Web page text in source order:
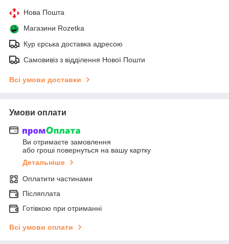
Нова Пошта
Магазини Rozetka
Кур єрська доставка адресою
Самовивіз з відділення Нової Пошти
Всі умови доставки
Умови оплати
Ви отримаєте замовлення
або гроші повернуться на вашу картку
Детальніше
Оплатити частинами
Післяплата
Готівкою при отриманні
Всі умови оплати